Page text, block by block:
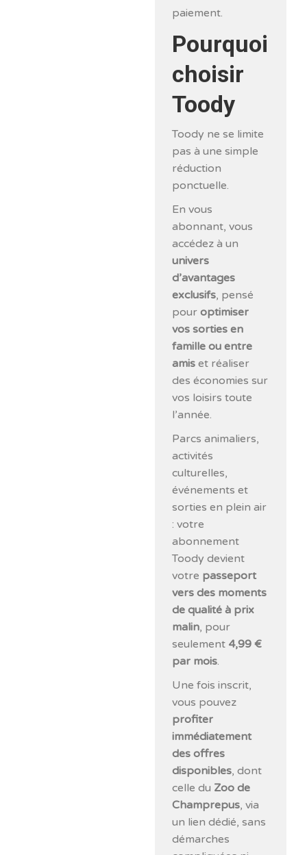
paiement.
Pourquoi
choisir
Toody
Toody ne se limite
pas à une simple
réduction
ponctuelle.
En vous
abonnant, vous
accédez à un
univers
d’avantages
exclusifs, pensé
pouroptimiser
vos sorties en
famille ou entre
amis et réaliser
des économies sur
vos loisirs toute
l’année.
Parcs animaliers,
activités
culturelles,
événements et
sorties en plein air
: votre
abonnement
Toody devient
votre passeport
vers des moments
de qualité à prix
malin, pour
seulement 4,99 €
par mois.
Une fois inscrit,
vous pouvez
profiter
immédiatement
des offres
disponibles, dont
celle du Zoo de
Champrepus, via
un lien dédié, sans
démarches